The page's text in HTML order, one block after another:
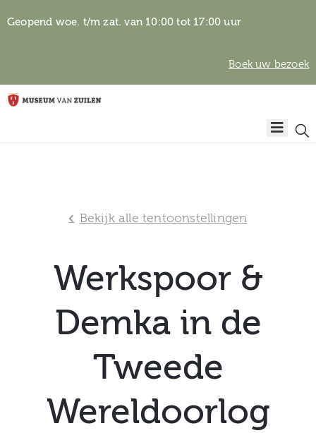
Geopend woe. t/m zat. van 10:00 tot 17:00 uur
Boek uw bezoek
Home
Bekijk alle tentoonstellingen
Werkspoor &
Demka in de
Tweede
Wereldoorlog
Algemene